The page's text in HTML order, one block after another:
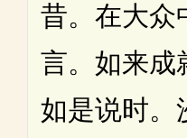
昔。在大众
言。如来成
如是说时。